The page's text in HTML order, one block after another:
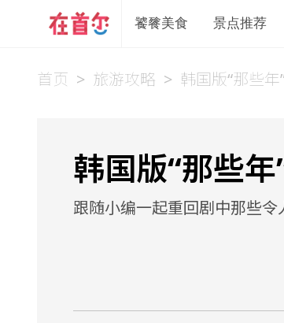
饕餮美食 景点推荐
首页 > 旅游攻略 > 韩国版“那些
韩国版“那些
跟随小编一起重回剧中那些